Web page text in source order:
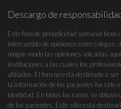
Descargo de
Este foro de periodicidad semanal tiene
intercambio de opiniones entre colegas,
ningún modo las opiniones volcadas
instituciones a las cuales los
afiliados. El foro no está destinado a
la información de los pacientes ha sido
identidad. En todos los casos se
de los pacientes. Este sitio está